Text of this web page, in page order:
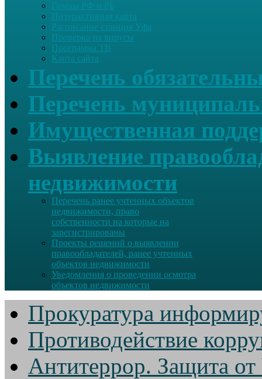
Гимны РФ и РБ
Интерактивная карта
Расписание станция Уфа
Проверка на вирусы
Программа ТВ
Карта сайта
Перечень
Перечень
Имущественная
Выявление
недвижимости
Перечень ранее учтенных объектов
недвижимости, право
собственности на которые на
зарегистрированы
Проекты решений о выявлении
правообладателей, ранее учтенных
объектов недвижимости
Уведомления о проведении осмотра
объектов недвижимости
Прокуратура
Противодействие
Антитеррор. Защита